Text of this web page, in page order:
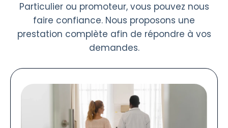
Particulier ou promoteur, vous pouvez nous
faire confiance. Nous proposons une
prestation complète afin de répondre à vos
demandes.